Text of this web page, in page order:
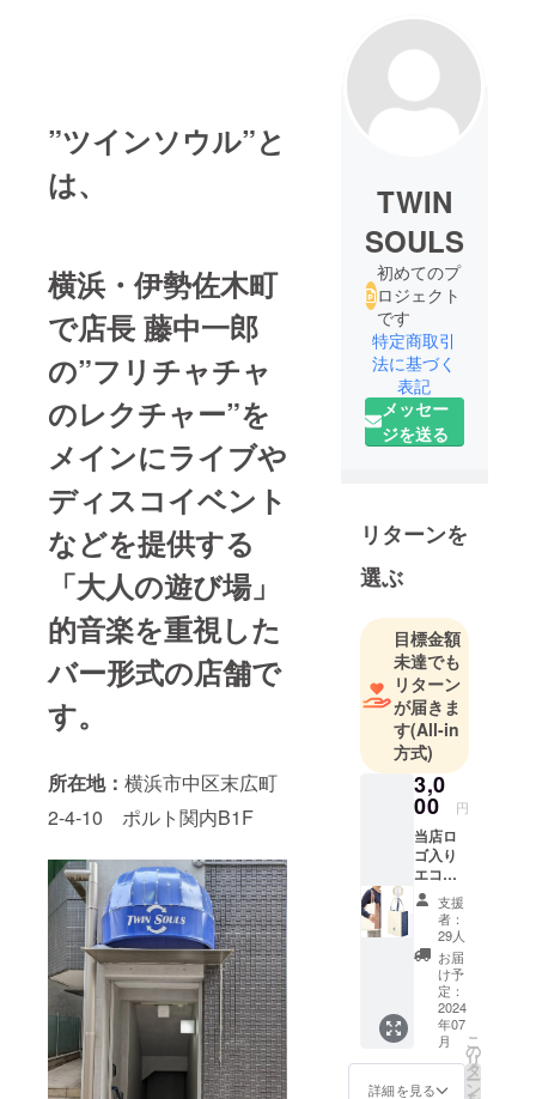
”ツインソウル”と
は、
横浜・伊勢佐木町
で店長 藤中一郎
の”フリチャチャ
のレクチャー”を
メインにライブや
ディスコイベント
などを提供する
「大人の遊び場」
的音楽を重視した
バー形式の店舗で
す。
所在地： 横浜市中区末広町
2-4-10 ポルト関内B1F
TWIN
SOULS
初めてのプ
ロジェクト
です
特定商取引
法に基づく
表記
メッセー
ジを送る
リターンを
選ぶ
目標金額
未達でも
リターン
が届きま
す(All-in
方式)
3,0
00 円
当店ロ
ゴ入り
エコ
バッグ
本体/約
300×36
0×140
（mm
） 持ち
手/約
25×480
（mm
） 約
15L
支援
者：
29人
お届
け予
定：
2024
年07
月
詳細を見る
こ
の
リ
タ
ー
ン